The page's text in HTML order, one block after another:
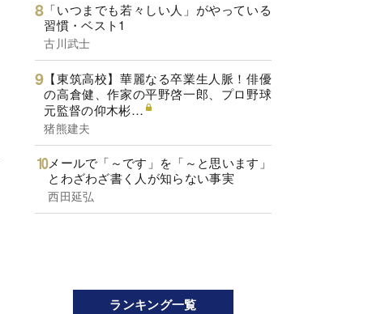
「いつまでも若々しい人」がやっている
習慣・ベスト1
古川武士
【東筑高校】華麗なる卒業生人脈！俳優
の高倉健、作家の平野啓一郎、プロ野球
元監督の仰木彬…
猪熊建夫
メールで「～です」を「～と思います」
とわざわざ書く人が知らない事実
西田延弘
ランキング一覧